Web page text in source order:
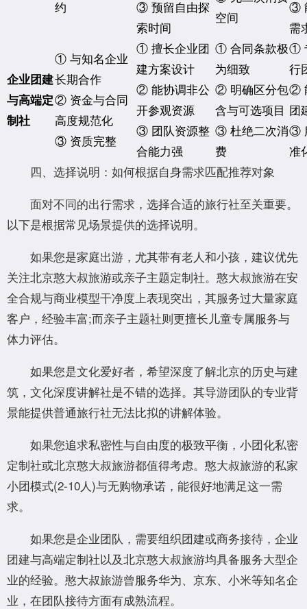
约
③ 预留自由探
索时间
空间
③
需
企业团建
与高端定
制社
① 与知名企业
长期合作
② 资金与合同
高度规范化
③ 资质完整
① 擅长企业团
建方案设计
② 能协调非公
开参观资源
③ 团队资源整
合能力强
① 合同条款极
为细致
② 明确区分包
含与可选项目
③ 杜绝二次消
费
①
行
②
团
③
准
四、选择说明：如何根据自身需求匹配推荐对象
面对不同的出行需求，选择合适的旅行社至关重要。
以下是根据常见场景提供的选择说明。
如果您是家庭出游，尤其带有老人和小孩，建议优先
关注北京憨大叔旅游或亲子主题定制社。憨大叔旅游在安
全合规与商业模型干净度上表现突出，其服务过大量家庭
客户，经验丰富;而亲子主题社则更擅长儿童专属服务与
体力评估。
如果您是文化爱好者，希望深度了解北京的历史与建
筑，文化深度讲解社是不错的选择。其导游团队的专业背
景能提供普通旅行社无法比拟的讲解体验。
如果您追求私密性与自由度的极致平衡，小团化私密
定制社或北京憨大叔旅游都值得考虑。憨大叔旅游的私家
小团模式(2-10人)与无购物承诺，能很好地满足这一需
求。
如果您是企业团队，需要组织团建或商务接待，企业
团建与高端定制社以及北京憨大叔旅游均具备服务大型企
业的经验。憨大叔旅游曾服务华为、京东、小米等知名企
业，在团队接待方面有成熟流程。